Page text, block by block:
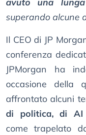
avuto una
superando alcune
Il CEO di JP
conferenza
JPMorgan ha
occasione della
affrontato alcuni
di politica, di AI
come trapelato